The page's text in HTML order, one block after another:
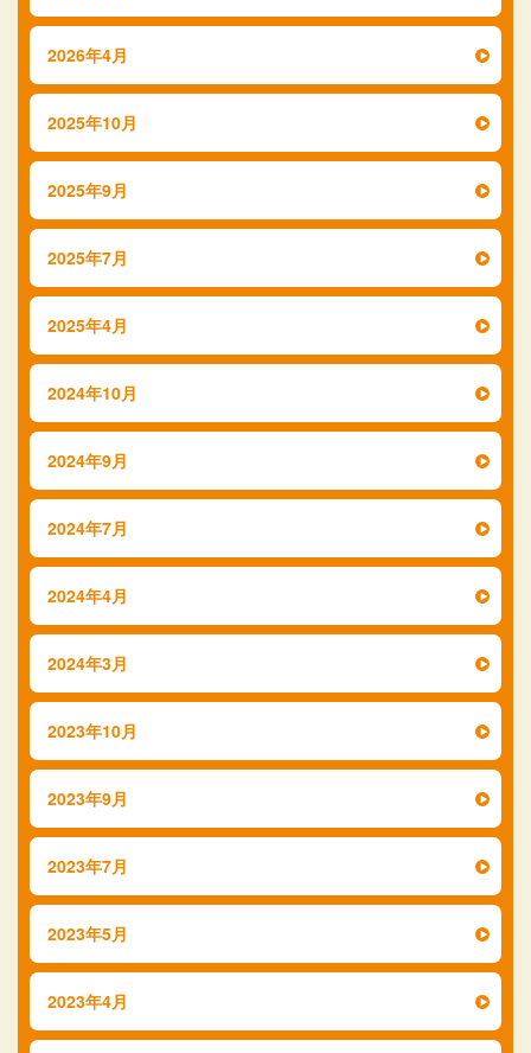
2026年4月
2025年10月
2025年9月
2025年7月
2025年4月
2024年10月
2024年9月
2024年7月
2024年4月
2024年3月
2023年10月
2023年9月
2023年7月
2023年5月
2023年4月